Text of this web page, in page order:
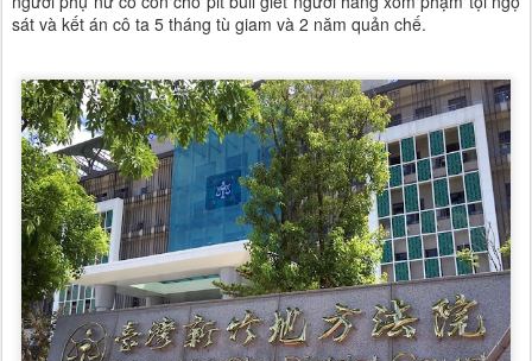
sát và kết án cô ta 5 tháng tù giam và 2 năm quản chế.